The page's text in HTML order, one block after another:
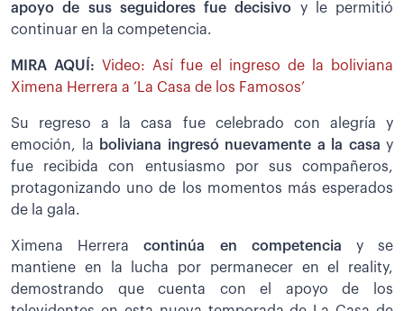
apoyo de sus seguidores fue decisivo y le permitió
continuar en la competencia.
MIRA AQUÍ: Video: Así fue el ingreso de la boliviana
Ximena Herrera a ‘La Casa de los Famosos’
Su regreso a la casa fue celebrado con alegría y
emoción, la
boliviana ingresó nuevamente a la casa y
fue recibida con entusiasmo por sus compañeros,
protagonizando uno de los momentos más esperados
de la gala.
Ximena Herreracontinúa en competencia y se
mantiene en la lucha por permanecer en el reality,
demostrando que cuenta con el apoyo de los